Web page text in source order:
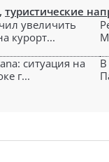
, туристические
увеличить
курорт...
ситуация на
г...